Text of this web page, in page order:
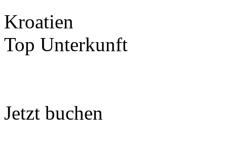
Kroatien
Top Unterkunft
Jetzt buchen